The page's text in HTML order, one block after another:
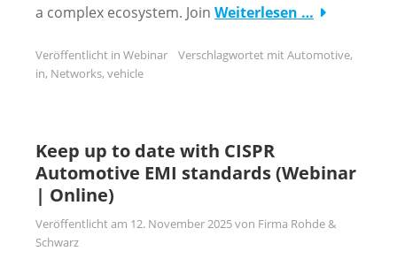
a complex ecosystem. Join Weiterlesen …
Veröffentlicht in Webinar Verschlagwortet mitAutomotive,
in, Networks, vehicle
Keep up to date with CISPR
Automotive EMI standards (Webinar
| Online)
Veröffentlicht am 12. November 2025von Firma Rohde &
Schwarz